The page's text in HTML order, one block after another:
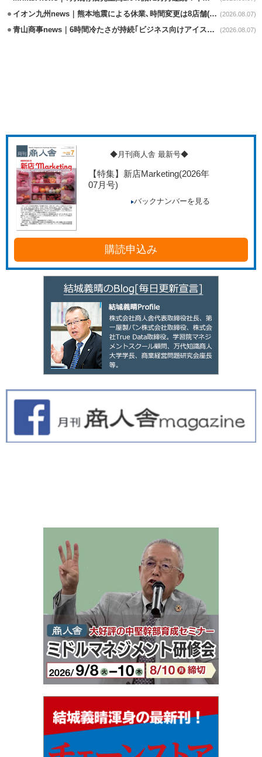
イオン九州news｜熊本地震による休業､時間変更は8店舗(8/7時点) (2026.08.07)
青山商事news｜6時間冷たさが持続｢ビジネス向けアイスベスト｣発売 (2026.08.07)
◆月刊商人舎 最新号◆
【特集】新店Marketing(2026年
07月号)
バックナンバーを見る
購読申込み